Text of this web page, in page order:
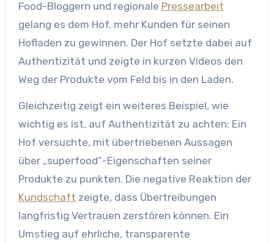
Food-Bloggern und regionale Pressearbeit
gelang es dem Hof, mehr Kunden für seinen
Hofladen zu gewinnen. Der Hof setzte dabei auf
Authentizität und zeigte in kurzen Videos den
Weg der Produkte vom Feld bis in den Laden.
Gleichzeitig zeigt ein weiteres Beispiel, wie
wichtig es ist, auf Authentizität zu achten: Ein
Hof versuchte, mit übertriebenen Aussagen
über „superfood“-Eigenschaften seiner
Produkte zu punkten. Die negative Reaktion der
Kundschaft zeigte, dass Übertreibungen
langfristig Vertrauen zerstören können. Ein
Umstieg auf ehrliche, transparente